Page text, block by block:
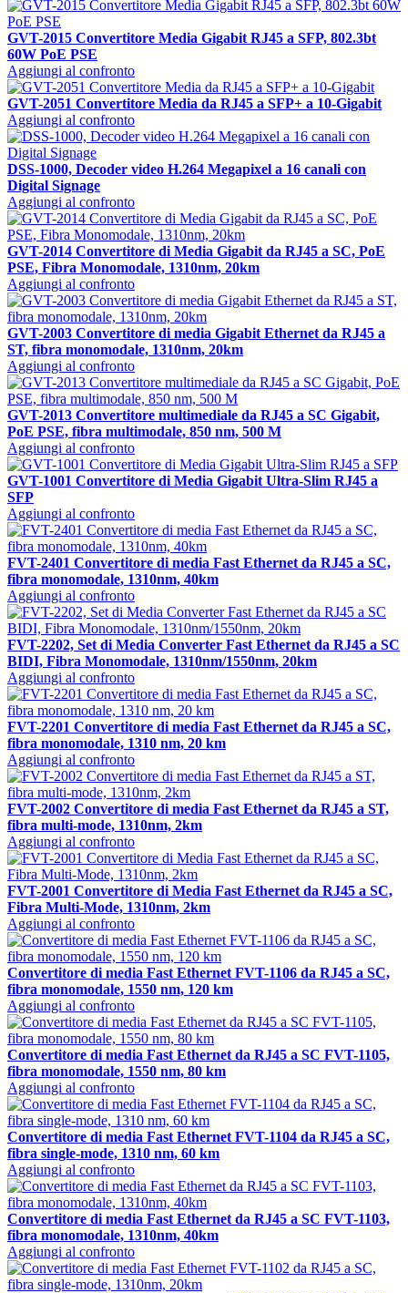
GVT-2015 Convertitore Media Gigabit RJ45 a SFP, 802.3bt
60W PoE PSE
Aggiungi al confronto
GVT-2051 Convertitore Media da RJ45 a SFP+ a 10-Gigabit
Aggiungi al confronto
DSS-1000, Decoder video H.264 Megapixel a 16 canali con
Digital Signage
Aggiungi al confronto
GVT-2014 Convertitore di Media Gigabit da RJ45 a SC, PoE
PSE, Fibra Monomodale, 1310nm, 20km
Aggiungi al confronto
GVT-2003 Convertitore di media Gigabit Ethernet da RJ45 a
ST, fibra monomodale, 1310nm, 20km
Aggiungi al confronto
GVT-2013 Convertitore multimediale da RJ45 a SC Gigabit,
PoE PSE, fibra multimodale, 850 nm, 500 M
Aggiungi al confronto
GVT-1001 Convertitore di Media Gigabit Ultra-Slim RJ45 a
SFP
Aggiungi al confronto
FVT-2401 Convertitore di media Fast Ethernet da RJ45 a SC,
fibra monomodale, 1310nm, 40km
Aggiungi al confronto
FVT-2202, Set di Media Converter Fast Ethernet da RJ45 a SC
BIDI, Fibra Monomodale, 1310nm/1550nm, 20km
Aggiungi al confronto
FVT-2201 Convertitore di media Fast Ethernet da RJ45 a SC,
fibra monomodale, 1310 nm, 20 km
Aggiungi al confronto
FVT-2002 Convertitore di media Fast Ethernet da RJ45 a ST,
fibra multi-mode, 1310nm, 2km
Aggiungi al confronto
FVT-2001 Convertitore di Media Fast Ethernet da RJ45 a SC,
Fibra Multi-Mode, 1310nm, 2km
Aggiungi al confronto
Convertitore di media Fast Ethernet FVT-1106 da RJ45 a SC,
fibra monomodale, 1550 nm, 120 km
Aggiungi al confronto
Convertitore di media Fast Ethernet da RJ45 a SC FVT-1105,
fibra monomodale, 1550 nm, 80 km
Aggiungi al confronto
Convertitore di media Fast Ethernet FVT-1104 da RJ45 a SC,
fibra single-mode, 1310 nm, 60 km
Aggiungi al confronto
Convertitore di media Fast Ethernet da RJ45 a SC FVT-1103,
fibra monomodale, 1310nm, 40km
Aggiungi al confronto